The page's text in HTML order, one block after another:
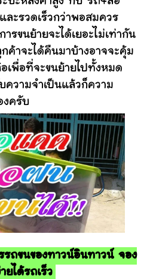
ละรวดเร็วกว่าพอสมควร
ขนย้ายจะได้เยอะไม่เท่ากัน
ค้าจะได้คืนมาบ้างอาจจะคุ้ม
เพื่อที่จะขนย้ายไปทั้งหมด
วามจำเป็นแล้วก็ความ
งครับ
ถขนของทาวน์อินทาวน์ จอง
ยได้รถเร็ว